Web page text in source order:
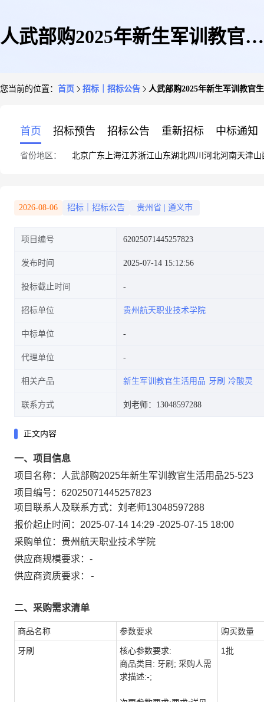
人武部购2025年新生军训教官生
您当前的位置： 首页 招标｜招标公告 人武部购2025年新生军训教官
首页 招标预告 招标公告 重新招标 中标通知
省份地区： 北京广东 上海江苏浙江山东湖北四川 河北河南天津山
2026-08-06 招标｜招标公告 贵州省 遵义市
项目编号 62025071445257823
发布时间 2025-07-14 15:12:56
投标截止时间
招标单位 贵州航天职业技术学院
中标单位
代理单位
相关产品 新生军训教官生活用品 牙刷 冷酸灵
联系方式 刘老师：13048597288
正文内容
一、项目信息
项目名称：
人武部购2025年新生军训教官生活用品25-523
项目编号： 62025071445257823
项目联系人及联系方式： 刘老师13048597288
报价起止时间： 2025-07-14 14:29 -2025-07-15 18:00
采购单位： 贵州航天职业技术学院
供应商规模要求： -
供应商资质要求：
-
二、采购需求清单
商品名称 参数要求 购买数量
牙刷
核心参数要求:
商品类目: 牙刷; 采购人需
求描述:-;
1批